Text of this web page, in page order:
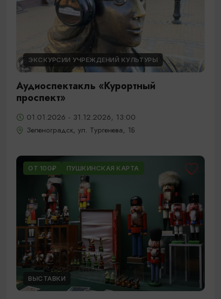
ЭКСКУРСИИ УЧРЕЖДЕНИЙ КУЛЬТУРЫ
Аудиоспектакль «Курортный
проспект»
01.01.2026 - 31.12.2026, 13:00
Зеленоградск, ул. Тургенева, 1Б
ОТ 100₽ ПУШКИНСКАЯ КАРТА
ВЫСТАВКИ